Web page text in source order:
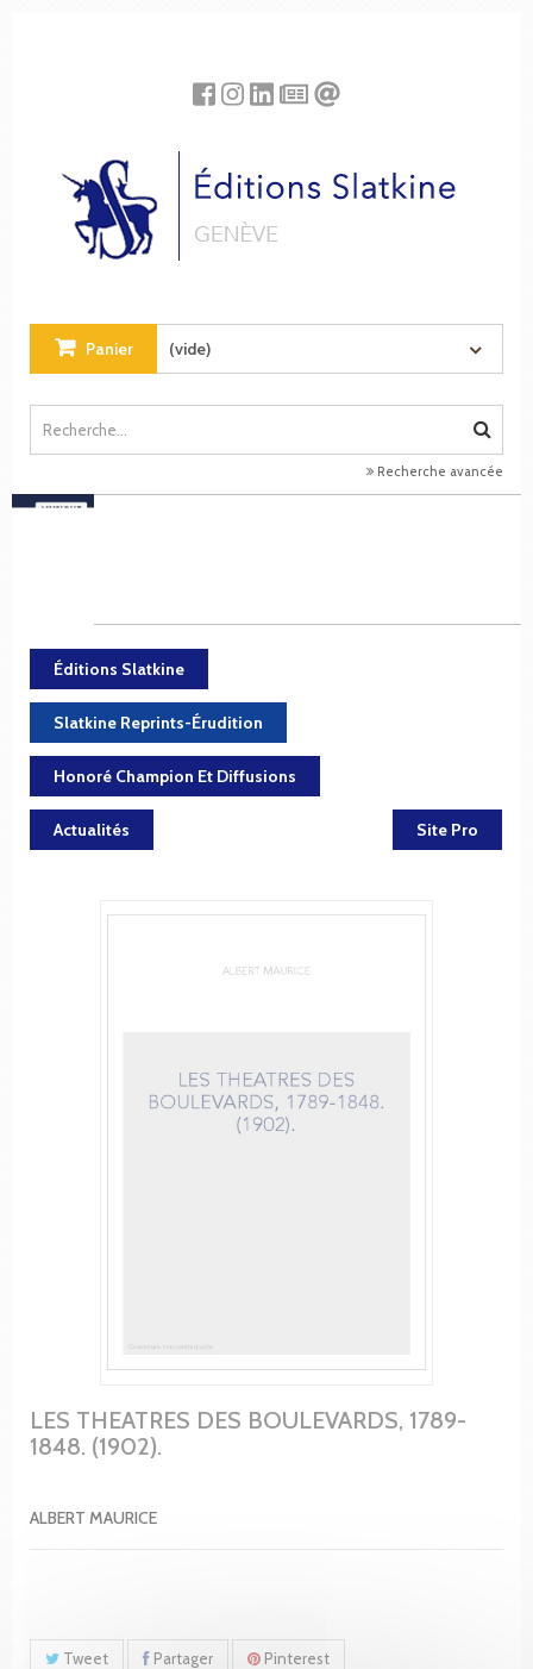
Panier (vide)
Recherche avancée
Éditions Slatkine
Slatkine Reprints-Érudition
Honoré Champion Et Diffusions
Actualités Site Pro
LES THEATRES DES BOULEVARDS, 1789-
1848. (1902).
ALBERT MAURICE
Tweet Partager Pinterest